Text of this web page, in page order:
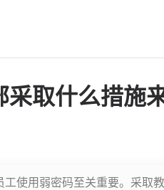
采取什么措施
使用弱密码至关重要。采取